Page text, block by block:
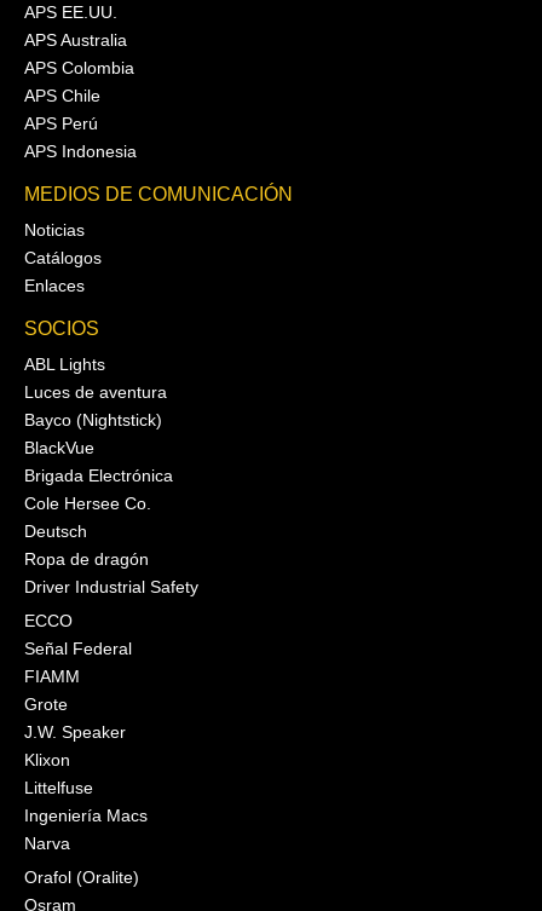
APS EE.UU.
APS Australia
APS Colombia
APS Chile
APS Perú
APS Indonesia
MEDIOS DE COMUNICACIÓN
Noticias
Catálogos
Enlaces
SOCIOS
ABL Lights
Luces de aventura
Bayco (Nightstick)
BlackVue
Brigada Electrónica
Cole Hersee Co.
Deutsch
Ropa de dragón
Driver Industrial Safety
ECCO
Señal Federal
FIAMM
Grote
J.W. Speaker
Klixon
Littelfuse
Ingeniería Macs
Narva
Orafol (Oralite)
Osram